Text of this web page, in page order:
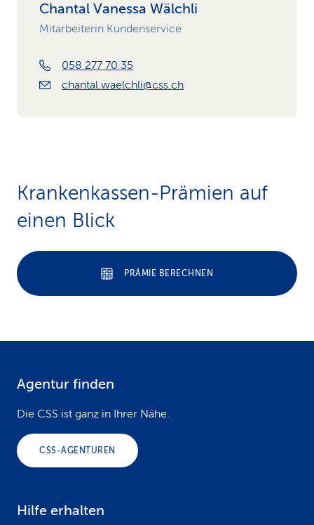
Chantal Vanessa Wälchli
Mitarbeiterin Kundenservice
058 277 70 35
chantal.waelchli@css.ch
Krankenkassen-Prämien auf
einen Blick
PRÄMIE BERECHNEN
Agentur finden
Die CSS ist ganz in Ihrer Nähe.
CSS-AGENTUREN
Hilfe erhalten